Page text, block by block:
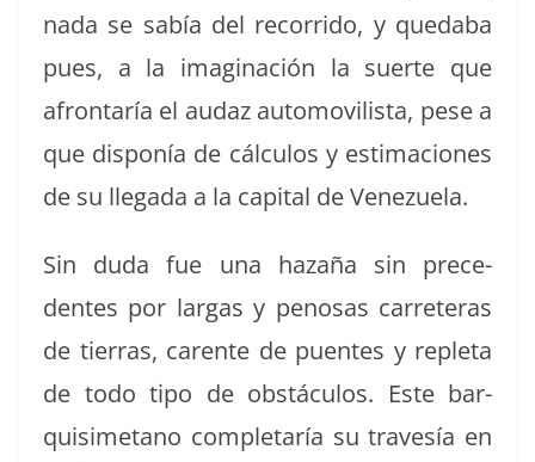
nada se sabía del recor­ri­do, y qued­a­ba
pues, a la imag­i­nación la suerte que
afrontaría el audaz auto­movilista, pese a
que disponía de cál­cu­los y esti­ma­ciones
de su lle­ga­da a la cap­i­tal de Venezuela.
Sin duda fue una haz­a­ña sin prece­
dentes por largas y penosas car­reteras
de tier­ras, car­ente de puentes y reple­ta
de todo tipo de obstácu­los. Este bar­
quisimetano com­ple­taría su trav­es­ía en